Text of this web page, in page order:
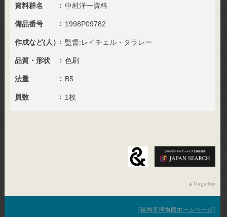
資料群名 中村洋一資料
備品番号 1998P09782
作成など(人） 監督:レイチェル・タラレー
品質・形状 色刷
法量 B5
員数 1枚
PageTop
福岡市博物館ホームページ